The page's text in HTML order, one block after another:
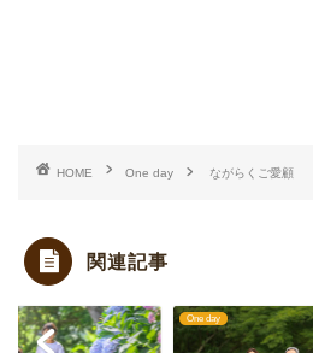
HOME One day ながらくご愛顧
関連記事
One day